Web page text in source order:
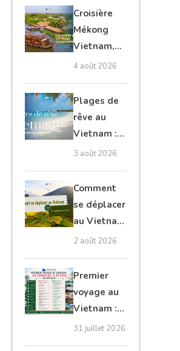
Croisière
Mékong
Vietnam,
Cambodge
guide
complet
4 août 2026
Plages de
rêve au
Vietnam :
les plus
découvrir
3 août 2026
Comment
se déplacer
au Vietnam
: transports
2 août 2026
Premier
voyage au
Vietnam :
20 erreurs à
31 juillet 2026